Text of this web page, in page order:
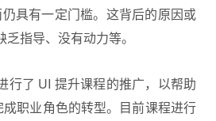
具有一定门槛。这背后的原因或
指导、没有动力等。
行了 UI 提升课程的推广，以帮助
职业角色的转型。目前课程进行